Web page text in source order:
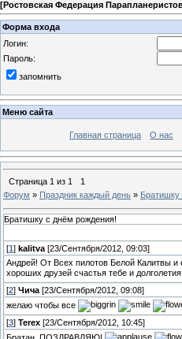
[Ростовская Федерация
Форма входа
Логин:
Пароль:
запомнить
Меню сайта
Главная страница О нас
Страница 1 из 1
1
Форум » Праздник каждый день » Братишку
Братишку с днём рождения!
[1 ] kalitva [23/Сентября/2012, 09:03]
Андрей! От Всех пилотов Белой Калитвы
хороших друзей счастья тебе и
[2] Чича [23/Сентября/2012, 09:08]
желаю чтобы все
[3] Terex [23/Сентября/2012, 10:45]